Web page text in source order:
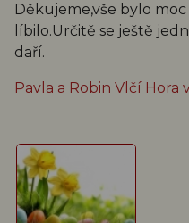
Děkujeme,vše bylo
líbilo.Určitě se ještě
daří.
Pavla a Robin Vlčí Hora